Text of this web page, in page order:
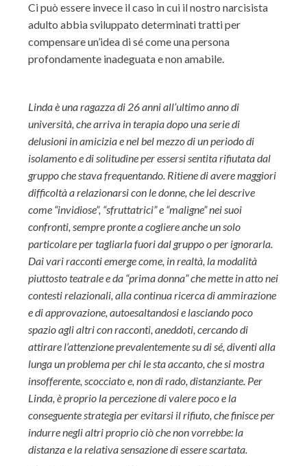
Ci può essere invece il caso in cui il nostro narcisista
adulto abbia sviluppato determinati tratti per
compensare un’idea di sé come una persona
profondamente inadeguata e non amabile.
Linda è una ragazza di 26 anni all’ultimo anno di
università, che arriva in terapia dopo una serie di
delusioni in amicizia e nel bel mezzo di un periodo di
isolamento e di solitudine per essersi sentita rifiutata dal
gruppo che stava frequentando. Ritiene di avere maggiori
difficoltà a relazionarsi con le donne, che lei descrive
come “invidiose”, “sfruttatrici” e “maligne” nei suoi
confronti, sempre pronte a cogliere anche un solo
particolare per tagliarla fuori dal gruppo o per ignorarla.
Dai vari racconti emerge come, in realtà, la modalità
piuttosto teatrale e da “prima donna” che mette in atto nei
contesti relazionali, alla continua ricerca di ammirazione
e di approvazione, autoesaltandosi e lasciando poco
spazio agli altri con racconti, aneddoti, cercando di
attirare l’attenzione prevalentemente su di sé, diventi alla
lunga un problema per chi le sta accanto, che si mostra
insofferente, scocciato e, non di rado, distanziante. Per
Linda, è proprio la percezione di valere poco e la
conseguente strategia per evitarsi il rifiuto, che finisce per
indurre negli altri proprio ciò che non vorrebbe: la
distanza e la relativa sensazione di essere scartata.